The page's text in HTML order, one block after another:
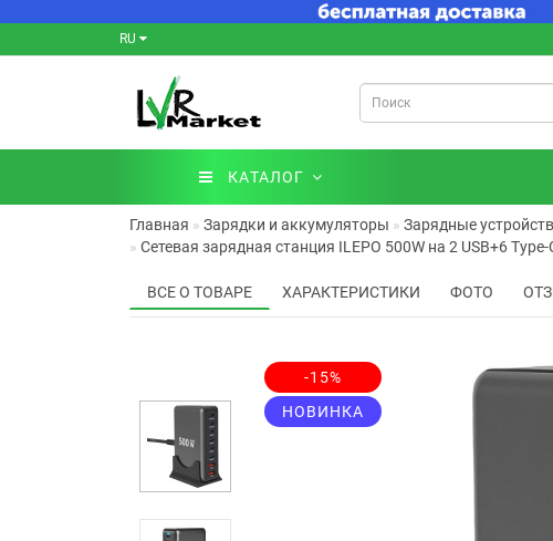
RU
КАТАЛОГ
Главная Зарядки и аккумуляторы
Зарядные
Сетевая зарядная станция ILEPO 500W на 2 USB+6
ВСЕ О ТОВАРЕ ХАРАКТЕРИСТИКИ ФОТО
-15%
НОВИНКА